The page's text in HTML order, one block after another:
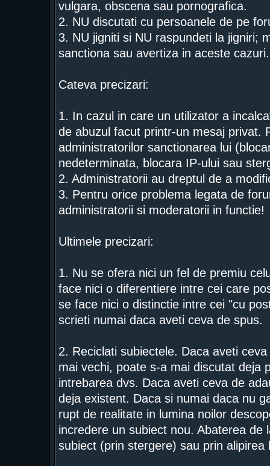
vulgara, obscena sau pornografica.
2. NU discutati cu persoanele de pe
3. NU jigniti si NU raspundeti la jigniri;
sanctiona sau avertiza in aceste cazuri.
Cateva precizari:
1. In cazul in care un utilizator a
de abuzul facut printr-un mesaj privat.
administratorilor sanctionarea lui
nedeterminata, blocara IP-ului sau
2. Administratorii au dreptul de a
3. Pentru orice problema legata de
administratorii si moderatorii in functie!
Ultimele precizari:
1. Nu se ofera nici un fel de premiu
face nici o diferentiere intre cei care
se face nici o distinctie intre cei "cu
scrieti numai daca aveti ceva de spus.
2. Reciclati subiectele. Daca aveti
mai vechi, poate s-a mai discutat deja
intrebarea dvs. Daca aveti ceva de
deja existent. Daca si numai daca nu
rupt de realitate in lumina noilor
incredere un subiect nou. Abaterea de
subiect (prin stergere) sau prin